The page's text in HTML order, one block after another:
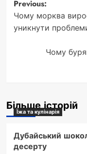
Post
navigation
Previous:
Чому морква
уникнути
Чому
Більше історій
Їжа та кулінарія
Дубайський
десерту